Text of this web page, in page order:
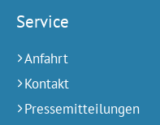
Service
Anfahrt
Kontakt
Pressemitteilungen